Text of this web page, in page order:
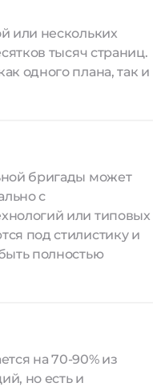
или нескольких
тысяч страниц.
одного плана, так и
бригады может
с
или типовых
под стилистику и
полностью
на 70-90% из
но есть и